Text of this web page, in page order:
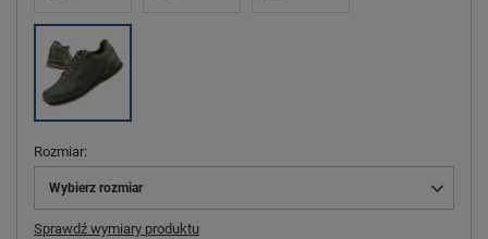
Rozmiar
Wybierz rozmiar
Sprawdź wymiary produktu